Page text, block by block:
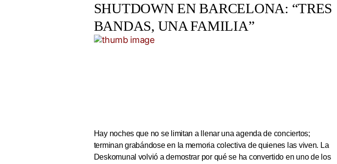
SHUTDOWN EN BARCELONA: “TRES
BANDAS, UNA FAMILIA”
Hay noches que no se limitan a llenar una agenda de conciertos;
terminan grabándose en la memoria colectiva de quienes las viven. La
Deskomunal volvió a demostrar por qué se ha convertido en uno de los